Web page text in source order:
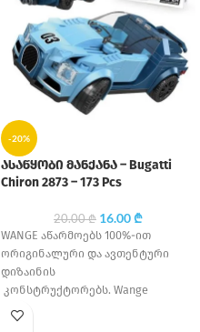
-20%
ასაწყობი მანქანა – Bugatti
Chiron 2873 – 173 Pcs
20.00₾ 16.00₾
WANGE აწარმოებს 100%-ით
ორიგინალური და ავთენტური
დიზაინის
კონსტრუქტორებს. Wange
Education დაარსდა 1995 წელს,